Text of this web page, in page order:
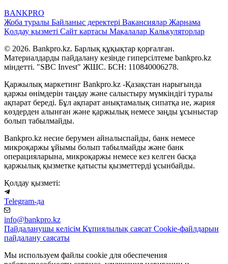
BANKPRO
Жоба туралы Байланыс деректері Вакансиялар Жарнама
Қолдау қызметі Сайт картасы Мақалалар Калькуляторлар
© 2026. Bankpro.kz. Барлық құқықтар қорғалған.
Материалдарды пайдалану кезінде гиперсілтеме bankpro.kz
міндетті. "SBC Invest" ЖШС. БСН: 110840006278.
Қаржылық маркетинг Bankpro.kz -Қазақстан нарығында
қаржы өнімдерін таңдау және салыстыру мүмкіндігі туралы
ақпарат береді. Бұл ақпарат анықтамалық сипатқа ие, жария
көздерден алынған және қаржылық немесе заңды ұсыныстар
болып табылмайды.
Bankpro.kz несие берумен айналыспайды, банк немесе
микроқаржы ұйымы болып табылмайды және банк
операцияларына, микроқаржы немесе кез келген басқа
қаржылық қызметке қатысты қызметтерді ұсынбайды.
Қолдау қызметі:
Telegram-да
info@bankpro.kz
Пайдаланушы келісім Құпиялылық саясат Cookie-файлдарын
пайдалану саясаты
Мы используем файлы cookie для обеспечения